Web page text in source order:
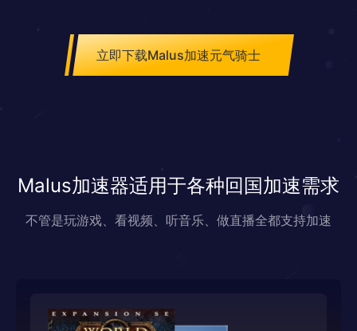
立即下载Malus加速元气骑士
Malus加速器适用于各种回国加速需求
不管是玩游戏、看视频、听音乐、做直播全都支持加速